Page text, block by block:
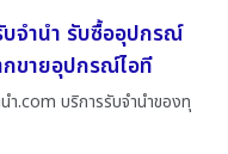
บจำนำ รับซื้ออุปกรณ์
กขายอุปกรณ์ไอที
า.com บริการรับจำนำของทุ